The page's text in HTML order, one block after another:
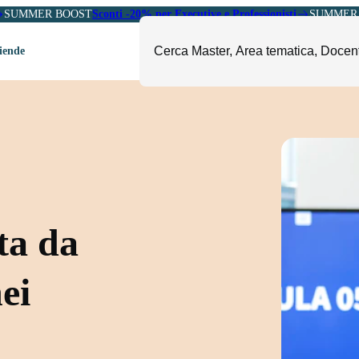
SUMMER BOOSTSconti -20% per Executive e Professionisti
e Pharma
Amministrazione
Food, Beverage e Turismo
da